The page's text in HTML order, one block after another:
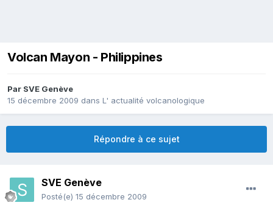
Volcan Mayon - Philippines
Par SVE Genève
15 décembre 2009 dans L' actualité volcanologique
Répondre à ce sujet
SVE Genève
Posté(e) 15 décembre 2009